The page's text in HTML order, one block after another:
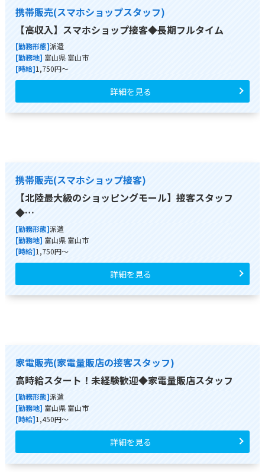
携帯販売(スマホショップスタッフ)
【高収入】スマホショップ接客◆長期フルタイム
[勤務形態]派遣
[勤務地] 富山県 富山市
[時給]1,750円～
詳細を見る
携帯販売(スマホショップ接客)
【北陸最大級のショッピングモール】接客スタッフ
◆…
[勤務形態]派遣
[勤務地] 富山県 富山市
[時給]1,750円～
詳細を見る
家電販売(家電量販店の接客スタッフ)
高時給スタート！未経験歓迎◆家電量販店スタッフ
[勤務形態]派遣
[勤務地] 富山県 富山市
[時給]1,450円～
詳細を見る